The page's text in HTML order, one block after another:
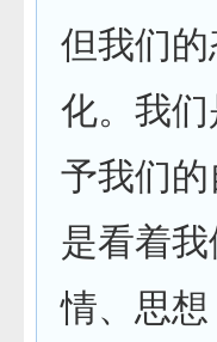
但我们
化。我
予我们
是看着
情、思